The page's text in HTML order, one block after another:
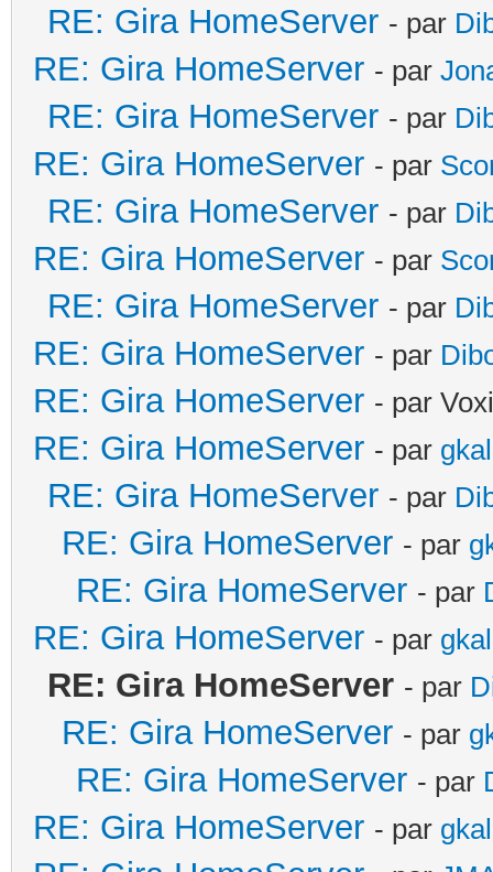
RE: Gira HomeServer - par
RE: Gira HomeServer - par
RE: Gira HomeServer - par
RE: Gira HomeServer - par
RE: Gira HomeServer - par
RE: Gira HomeServer - par
RE: Gira HomeServer - par
RE: Gira HomeServer - par
RE: Gira HomeServer - par
RE: Gira HomeServer - par
RE: Gira HomeServer - par
RE: Gira HomeServer - par
RE: Gira HomeServer - par
RE: Gira HomeServer - par
RE: Gira HomeServer - par
RE: Gira HomeServer - par
RE: Gira HomeServer - par
RE: Gira HomeServer - par